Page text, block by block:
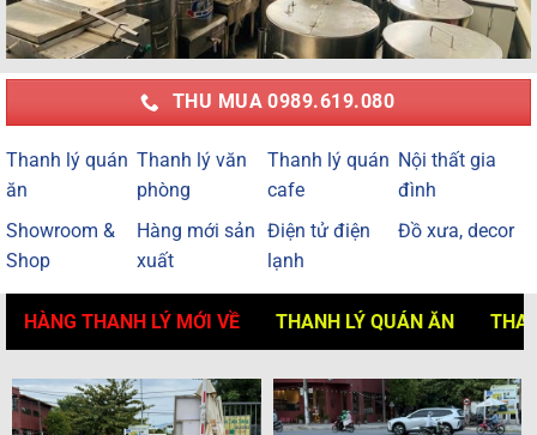
THU MUA 0989.619.080
Thanh lý quán
ăn
Thanh lý văn
phòng
Thanh lý quán
cafe
Nội thất gia
đình
Showroom &
Shop
Hàng mới sản
xuất
Điện tử điện
lạnh
Đồ xưa, decor
HÀNG THANH LÝ MỚI VỀ THANH LÝ QUÁN ĂN